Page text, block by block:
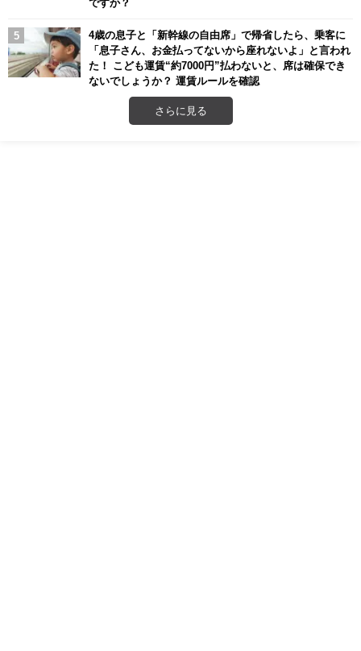
ですか？
4歳の息子と「新幹線の自由席」で帰省したら、乗客に
「息子さん、お金払ってないから座れないよ」と言われ
た！ こども運賃“約7000円”払わないと、席は確保でき
ないでしょうか？ 運賃ルールを確認
さらに見る